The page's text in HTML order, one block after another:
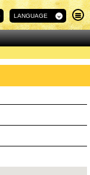
LANGUAGE